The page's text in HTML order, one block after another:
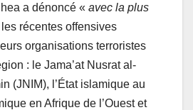
a dénoncé « avec la plus
récentes offensives
organisations terroristes
: le Jama’at Nusrat al-
(JNIM), l’État islamique au
en Afrique de l’Ouest et